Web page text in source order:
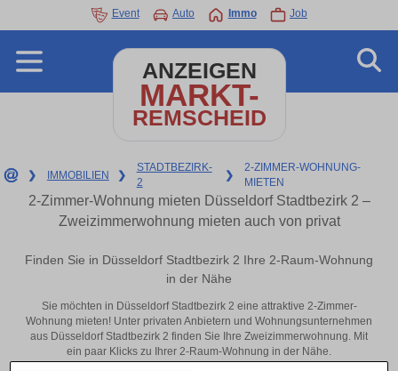
Event Auto Immo Job
ANZEIGEN
MARKT-
REMSCHEID
❯ IMMOBILIEN ❯
STADTBEZIRK-
2
❯
2-ZIMMER-WOHNUNG-
MIETEN
2-Zimmer-Wohnung mieten Düsseldorf Stadtbezirk 2 –
Zweizimmerwohnung mieten auch von privat
Finden Sie in Düsseldorf Stadtbezirk 2 Ihre 2-Raum-Wohnung
in der Nähe
Sie möchten in Düsseldorf Stadtbezirk 2 eine attraktive 2-Zimmer-
Wohnung mieten! Unter privaten Anbietern und Wohnungsunternehmen
aus Düsseldorf Stadtbezirk 2 finden Sie Ihre Zweizimmerwohnung. Mit
ein paar Klicks zu Ihrer 2-Raum-Wohnung in der Nähe.